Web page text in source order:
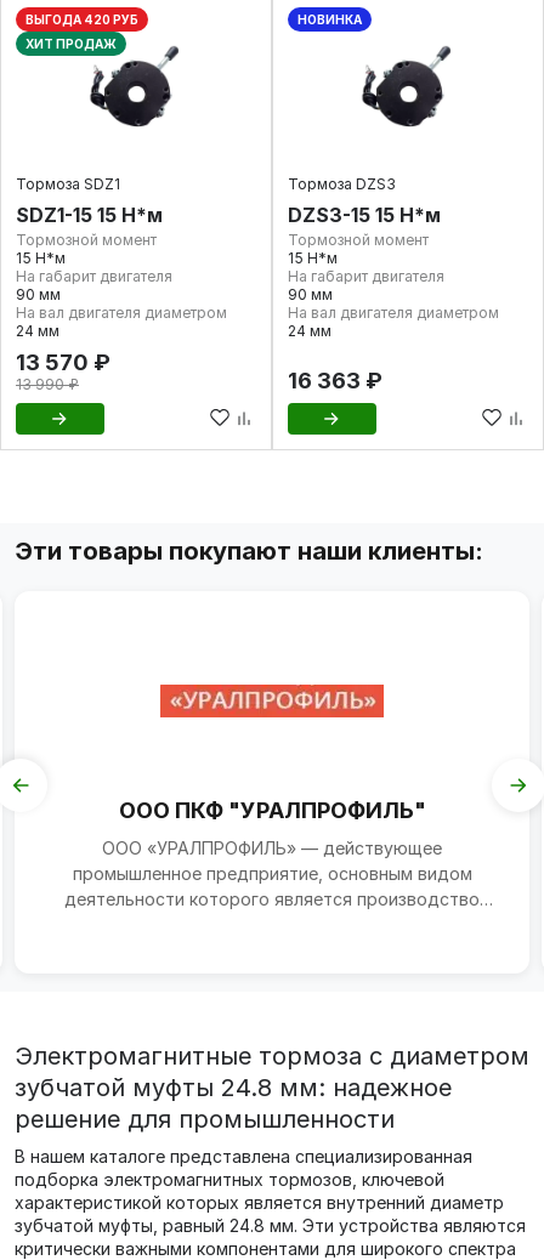
ВЫГОДА 420 РУБ
ХИТ ПРОДАЖ
Тормоза SDZ1
SDZ1-15 15 Н*м
Тормозной момент
15 Н*м
На габарит двигателя
90 мм
На вал двигателя диаметром
24 мм
13 570 ₽
13 990 ₽
НОВИНКА
Тормоза DZS3
DZS3-15 15 Н*м
Тормозной момент
15 Н*м
На габарит двигателя
90 мм
На вал двигателя диаметром
24 мм
16 363 ₽
Эти товары покупают наши клиенты:
ООО ПКФ "УРАЛПРОФИЛЬ"
ООО «УРАЛПРОФИЛЬ» — действующее
промышленное предприятие, основным видом
деятельности которого является производство
Электромагнитные тормоза с диаметром
зубчатой муфты 24.8 мм: надежное
решение для промышленности
В нашем каталоге представлена специализированная
подборка электромагнитных тормозов, ключевой
характеристикой которых является внутренний диаметр
зубчатой муфты, равный 24.8 мм. Эти устройства являются
критически важными компонентами для широкого спектра